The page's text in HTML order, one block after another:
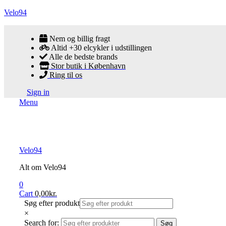
Velo94
Nem og billig fragt
Altid +30 elcykler i udstillingen
Alle de bedste brands
Stor butik i København
Ring til os
Sign in
Menu
Velo94
Alt om Velo94
0
Cart 0,00kr.
Søg efter produkt
×
Search for:
Søg